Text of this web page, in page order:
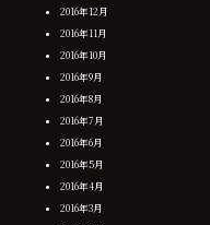
2016年12月
2016年11月
2016年10月
2016年9月
2016年8月
2016年7月
2016年6月
2016年5月
2016年4月
2016年3月